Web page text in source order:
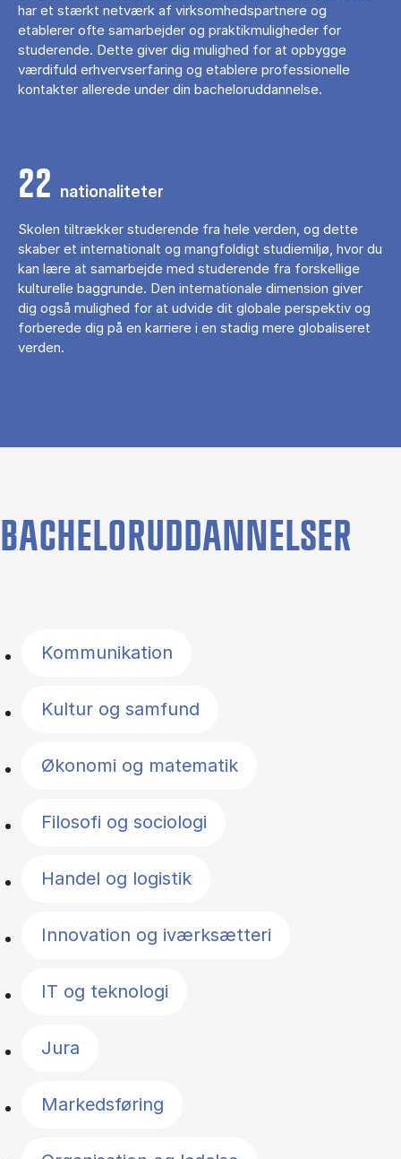
har et stærkt netværk af virksomhedspartnere og
etablerer ofte samarbejder og praktikmuligheder for
studerende. Dette giver dig mulighed for at opbygge
værdifuld erhvervserfaring og etablere professionelle
kontakter allerede under din bacheloruddannelse.
22 nationaliteter
Skolen tiltrækker studerende fra hele verden, og dette
skaber et internationalt og mangfoldigt studiemiljø, hvor du
kan lære at samarbejde med studerende fra forskellige
kulturelle baggrunde. Den internationale dimension giver
dig også mulighed for at udvide dit globale perspektiv og
forberede dig på en karriere i en stadig mere globaliseret
verden.
BACHELORUDDANNELSER
Kommunikation
Kultur og samfund
Økonomi og matematik
Filosofi og sociologi
Handel og logistik
Innovation og iværksætteri
IT og teknologi
Jura
Markedsføring